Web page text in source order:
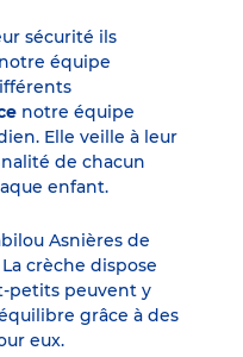
sécurité ils
équipe
notre équipe
Elle veille à leur
de chacun
enfant.
Asnières de
crèche dispose
petits peuvent y
grâce à des
eux.